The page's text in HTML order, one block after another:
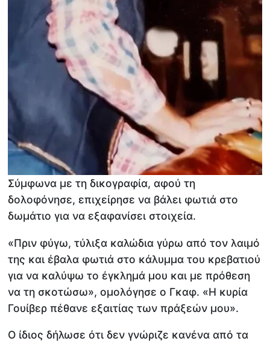
Σύμφωνα με τη δικογραφία, αφού τη
δολοφόνησε, επιχείρησε να βάλει φωτιά στο
δωμάτιο για να εξαφανίσει στοιχεία.
«Πριν φύγω, τύλιξα καλώδια γύρω από τον λαιμό
της και έβαλα φωτιά στο κάλυμμα του κρεβατιού
για να καλύψω το έγκλημά μου και με πρόθεση
να τη σκοτώσω», ομολόγησε ο Γκαφ. «Η κυρία
Γουίβερ πέθανε εξαιτίας των πράξεών μου».
Ο ίδιος δήλωσε ότι δεν γνώριζε κανένα από τα